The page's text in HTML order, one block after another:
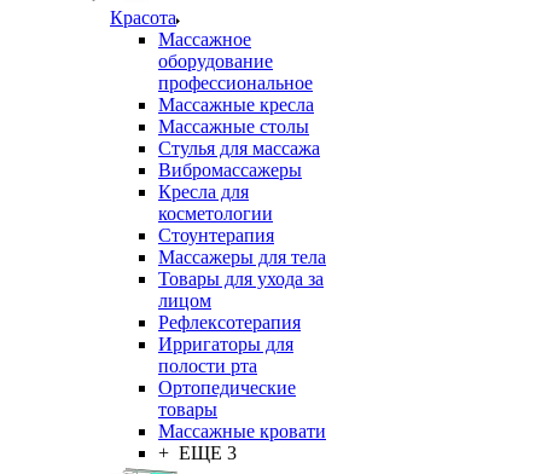
Красота
Массажное
оборудование
профессиональное
Массажные кресла
Массажные столы
Стулья для массажа
Вибромассажеры
Кресла для
косметологии
Стоунтерапия
Массажеры для тела
Товары для ухода за
лицом
Рефлексотерапия
Ирригаторы для
полости рта
Ортопедические
товары
Массажные кровати
+ ЕЩЕ 3